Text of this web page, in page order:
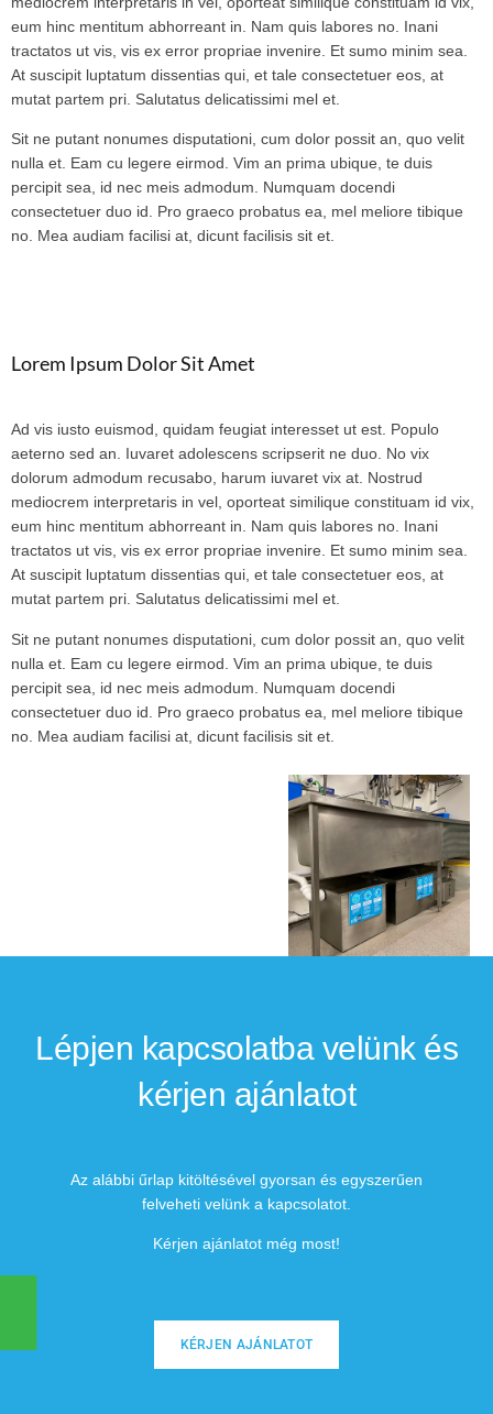
eum hinc mentitum abhorreant in. Nam quis labores no. Inani
tractatos ut vis, vis ex error propriae invenire. Et sumo minim sea.
At suscipit luptatum dissentias qui, et tale consectetuer eos, at
mutat partem pri. Salutatus delicatissimi mel et.
Sit ne putant nonumes disputationi, cum dolor possit an, quo velit
nulla et. Eam cu legere eirmod. Vim an prima ubique, te duis
percipit sea, id nec meis admodum. Numquam docendi
consectetuer duo id. Pro graeco probatus ea, mel meliore tibique
no. Mea audiam facilisi at, dicunt facilisis sit et.
Lorem Ipsum Dolor Sit Amet
Ad vis iusto euismod, quidam feugiat interesset ut est. Populo
aeterno sed an. Iuvaret adolescens scripserit ne duo. No vix
dolorum admodum recusabo, harum iuvaret vix at. Nostrud
mediocrem interpretaris in vel, oporteat similique constituam id vix,
eum hinc mentitum abhorreant in. Nam quis labores no. Inani
tractatos ut vis, vis ex error propriae invenire. Et sumo minim sea.
At suscipit luptatum dissentias qui, et tale consectetuer eos, at
mutat partem pri. Salutatus delicatissimi mel et.
Sit ne putant nonumes disputationi, cum dolor possit an, quo velit
nulla et. Eam cu legere eirmod. Vim an prima ubique, te duis
percipit sea, id nec meis admodum. Numquam docendi
consectetuer duo id. Pro graeco probatus ea, mel meliore tibique
no. Mea audiam facilisi at, dicunt facilisis sit et.
Lépjen kapcsolatba velünk és
kérjen ajánlatot
Az alábbi űrlap kitöltésével gyorsan és egyszerűen
felveheti velünk a kapcsolatot.
Kérjen ajánlatot még most!
KÉRJEN AJÁNLATOT